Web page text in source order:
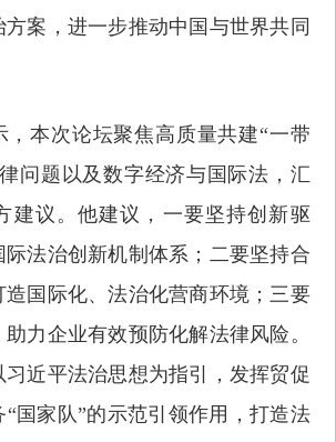
案，进一步推动中国与世界共同
，本次论坛聚焦高质量共建“一带
问题以及数字经济与国际法，汇
建议。他建议，一要坚持创新驱
法治创新机制体系；二要坚持合
国际化、法治化营商环境；三要
力企业有效预防化解法律风险。
近平法治思想为指引，发挥贸促
国家队”的示范引领作用，打造法